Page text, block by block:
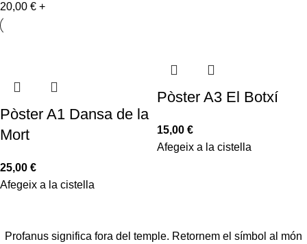
20,00 € +
Pòster A1 Dansa de la
Mort
25,00 €
Afegeix a la cistella
Pòster A3 El Botxí
15,00 €
Afegeix a la cistella
Profanus significa fora del temple. Retornem el símbol al món